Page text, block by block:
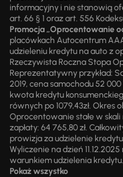
informacyjny i nie stanowią
art. 66 § 1 oraz art. 556
Promocja „Oprocentowanie
placówkach Autocentrum
udzieleniu kredytu na auto z
Rzeczywista Roczna Stopa
Reprezentatywny przykład:
2019, cena samochodu 52 000
kwota kredytu
równych po 1079,43zł.
Oprocentowanie stałe w skali
zapłaty: 64 765,80 zł.
prowizja za udzielenie kredytu
Wyliczenie na dzień
warunkiem udzielenia kredytu.
Pokaż wszystko